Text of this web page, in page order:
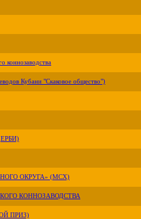
коннозаводства
Кубани "Скаковое общество")
ОКРУГА» (МСХ)
КОННОЗАВОДСТВА
ПРИЗ)